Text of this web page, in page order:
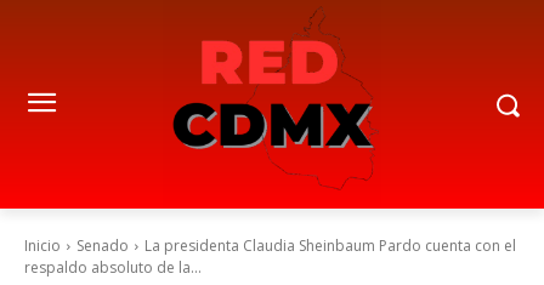
Inicio Senado
La presidenta Claudia Sheinbaum Pardo cuenta con el
respaldo absoluto de la...